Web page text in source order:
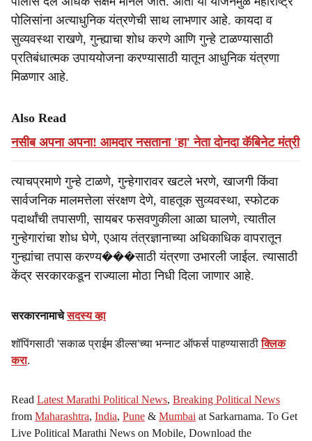
पोलिसांना अत्याधुनिक यंत्रणेची साथ लाभणार आहे. कायदा व
सुव्यवस्था राखणे, गुन्ह्याचा शोध करणे आणि गुन्हे टाळण्यासाठी
प्रतिबंधात्मक उपाययोजना करण्यासाठी यातून आधुनिक यंत्रणा
मिळणार आहे.
Also Read
नसीब अपना अपना! आमदार नसताना 'हा' नेता दोनदा कॅबिनेट मंत्री
त्याचप्रमाणे गुन्हे टाळणे, गुन्हेगारावर खटले भरणे, खाजगी किंवा
सार्वजनिक मालमत्तेला संरक्षण देणे, वाहतूक सुव्यवस्था, स्फोटक
पदार्थांची तपासणी, सायबर फसवणुकीला आळा घालणे, त्यातील
गुन्हेगारांचा शोध घेणे, एआय तंत्रज्ञानाच्या अधिकाधिक वापरातून
गुन्ह्यांचा तपास करण्य���साठी यंत्रणा उभारली जाईल. त्यासाठी
केंद्र सरकारकडून राज्याला मोठा निधी दिला जाणार आहे.
सरकारनामाचेसदस्य व्हा
शॉपिंगसाठी 'सकाळ प्राईम डील्स'च्या भन्नाट ऑफर्स पाहण्यासाठीक्लिक
करा.
Read Latest Marathi Political News, Breaking Political News
from Maharashtra, India, Pune & Mumbai at Sarkarnama. To Get
Live Political Marathi News on Mobile, Download the